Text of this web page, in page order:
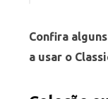
Confira
a usar o